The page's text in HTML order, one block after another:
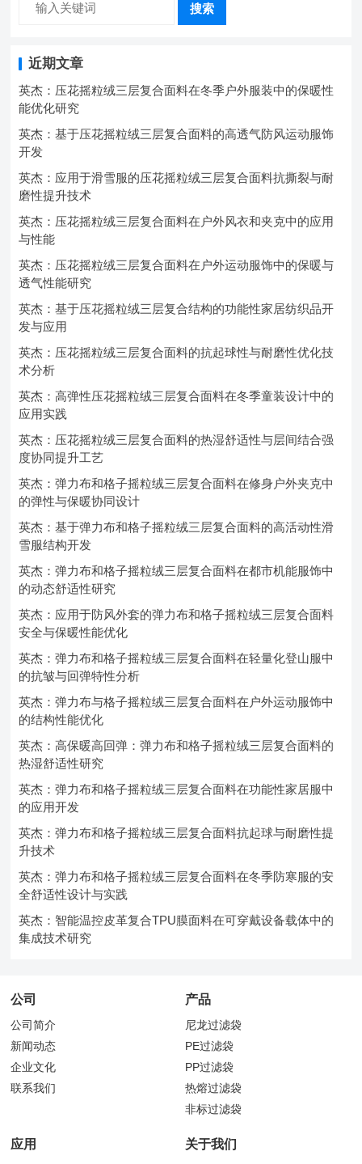
搜索
近期文章
英杰：压花摇粒绒三层复合面料在冬季户外服装中的保暖性
能优化研究
英杰：基于压花摇粒绒三层复合面料的高透气防风运动服饰
开发
英杰：应用于滑雪服的压花摇粒绒三层复合面料抗撕裂与耐
磨性提升技术
英杰：压花摇粒绒三层复合面料在户外风衣和夹克中的应用
与性能
英杰：压花摇粒绒三层复合面料在户外运动服饰中的保暖与
透气性能研究
英杰：基于压花摇粒绒三层复合结构的功能性家居纺织品开
发与应用
英杰：压花摇粒绒三层复合面料的抗起球性与耐磨性优化技
术分析
英杰：高弹性压花摇粒绒三层复合面料在冬季童装设计中的
应用实践
英杰：压花摇粒绒三层复合面料的热湿舒适性与层间结合强
度协同提升工艺
英杰：弹力布和格子摇粒绒三层复合面料在修身户外夹克中
的弹性与保暖协同设计
英杰：基于弹力布和格子摇粒绒三层复合面料的高活动性滑
雪服结构开发
英杰：弹力布和格子摇粒绒三层复合面料在都市机能服饰中
的动态舒适性研究
英杰：应用于防风外套的弹力布和格子摇粒绒三层复合面料
安全与保暖性能优化
英杰：弹力布和格子摇粒绒三层复合面料在轻量化登山服中
的抗皱与回弹特性分析
英杰：弹力布与格子摇粒绒三层复合面料在户外运动服饰中
的结构性能优化
英杰：高保暖高回弹：弹力布和格子摇粒绒三层复合面料的
热湿舒适性研究
英杰：弹力布和格子摇粒绒三层复合面料在功能性家居服中
的应用开发
英杰：弹力布和格子摇粒绒三层复合面料抗起球与耐磨性提
升技术
英杰：弹力布和格子摇粒绒三层复合面料在冬季防寒服的安
全舒适性设计与实践
英杰：智能温控皮革复合TPU膜面料在可穿戴设备载体中的
集成技术研究
公司
公司简介
新闻动态
企业文化
联系我们
产品
尼龙过滤袋
PE过滤袋
PP过滤袋
热熔过滤袋
非标过滤袋
应用 关于我们